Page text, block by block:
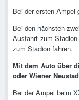
Bei der ersten Ampel
Bei den nächsten
Ausfahrt zum
zum Stadion fahren.
Mit dem Auto über
oder Wiener
Bei der Ampel beim